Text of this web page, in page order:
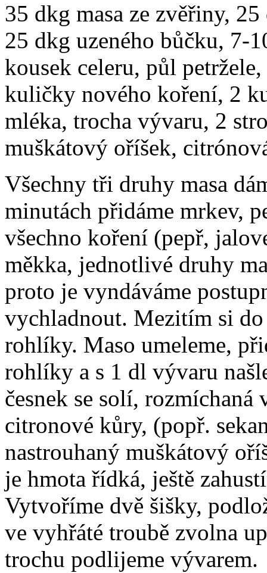
35 dkg masa ze zvěřiny,
25 dkg uzeného bůčku, 7-
kousek celeru, půl
kuličky nového koření, 2
mléka, trocha vývaru, 2
muškátový oříšek,
Všechny tři druhy masa
minutách přidáme mrkev,
všechno koření (pepř,
měkka, jednotlivé druhy
proto je vyndáváme
vychladnout. Mezitím si
rohlíky. Maso umeleme,
rohlíky a s 1 dl vývaru
česnek se solí,
citronové kůry, (popř.
nastrouhaný muškátový
je hmota řídká, ještě
Vytvoříme dvě šišky,
ve vyhřáté troubě zvolna
trochu podlijeme vývarem.